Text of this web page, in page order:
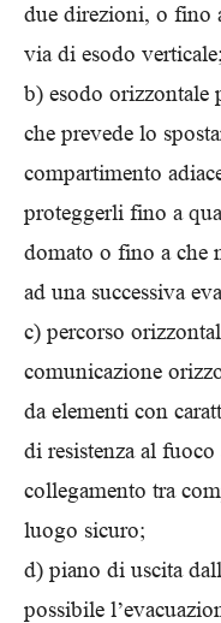
due direzioni, o fino
via di esodo verticale;
b) esodo orizzontale
che prevede lo
compartimento
proteggerli fino a
domato o fino a che
ad una successiva
c) percorso
comunicazione
da elementi con
di resistenza al
collegamento tra
luogo sicuro;
d) piano di uscita
possibile